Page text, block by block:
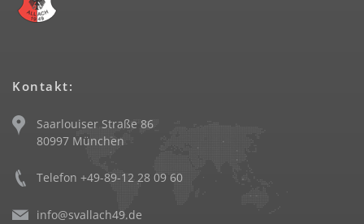
Kontakt:
Saarlouiser Straße 86
80997 München
Telefon +49-89-12 28 09 60
info@svallach49.de